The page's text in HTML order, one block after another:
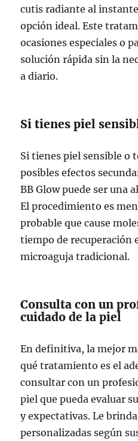
cutis radiante al
opción ideal. Este
ocasiones especiales o
solución rápida sin la
a diario.
Si tienes piel
Si tienes piel sensible o
posibles efectos
BB Glow puede ser una
El procedimiento es
probable que cause
tiempo de recuperación
microaguja tradicional.
Consulta con un
cuidado de la piel
En definitiva, la mejor
qué tratamiento es el
consultar con un
piel que pueda evaluar
y expectativas. Le
personalizadas según